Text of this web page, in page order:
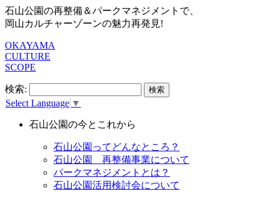
石山公園の再整備＆パークマネジメントで、
岡山カルチャーゾーンの魅力再発見!
OKAYAMA
CULTURE
SCOPE
検索:
Select Language ▼
石山公園の今とこれから
石山公園ってどんなところ？
石山公園 再整備事業について
パークマネジメントとは？
石山公園活用検討会について